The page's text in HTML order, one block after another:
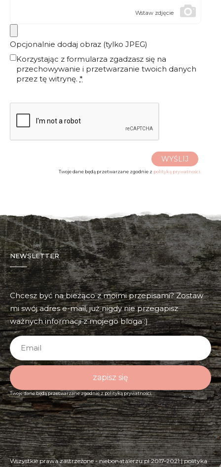
Wstaw zdjęcie
Opcjonalnie dodaj obraz (tylko JPEG)
Korzystając z formularza zgadzasz się na
przechowywanie i przetwarzanie twoich danych
przez tę witrynę. *
WYŚLIJ
Twoje dane będą przetwarzane zgodnie z polityką prywatności.
NEWSLETTER
Chcesz być na bieżąco z moimi przepisami? Zostaw
mi swój adres e-mail, już nigdy nie przegapisz
ważnych informacji z mojego bloga :)
zapisz się
Twoje dane będą przetwarzane zgodnie zpolityką prywatności.
Wszystkie prawa zastrzeżone - niebonatalerzu.pl 2017-2021 |polityka